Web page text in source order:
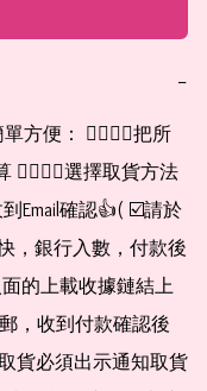
−
便： 👉🏻👉🏻把所
👉🏻👉🏻選擇取貨方法
Email確認👍( ☑️請於
，銀行入數，付款後
的上載收據鏈結上
，收到付款確認後
貨必須出示通知取貨